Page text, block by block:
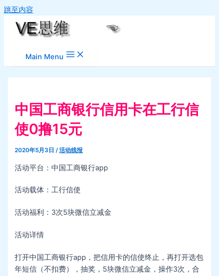
跳至内容
Main Menu
中国工商银行信用卡在工行信
使0撸15元
2020年5月3日/活动线报
活动平台：中国工商银行app
活动载体：工行信使
活动福利：3次5块微信立减金
活动详情
打开中国工商银行app，把信用卡的信使终止，再打开选包
年短信（不扣费），抽奖，5块微信立减金，操作3次，合